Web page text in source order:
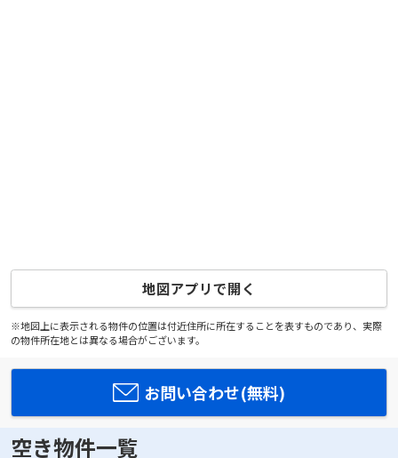
地図アプリで開く
※地図上に表示される物件の位置は付近住所に所在することを表すものであり、実際
の物件所在地とは異なる場合がございます。
お問い合わせ(無料)
空き物件一覧